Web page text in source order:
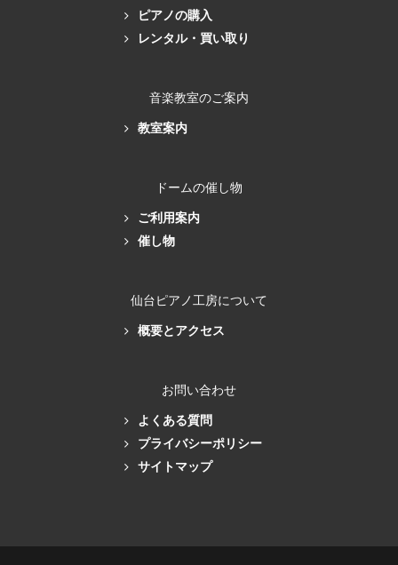
ピアノの購入
レンタル・買い取り
音楽教室のご案内
教室案内
ドームの催し物
ご利用案内
催し物
仙台ピアノ工房について
概要とアクセス
お問い合わせ
よくある質問
プライバシーポリシー
サイトマップ